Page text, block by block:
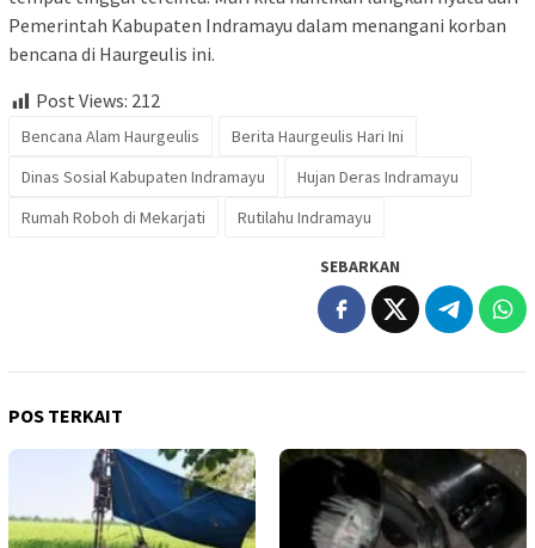
Pemerintah Kabupaten Indramayu dalam menangani korban
bencana di Haurgeulis ini.
Post Views: 212
Bencana Alam Haurgeulis
Berita Haurgeulis Hari Ini
Dinas Sosial Kabupaten Indramayu
Hujan Deras Indramayu
Rumah Roboh di Mekarjati
Rutilahu Indramayu
SEBARKAN
POS TERKAIT